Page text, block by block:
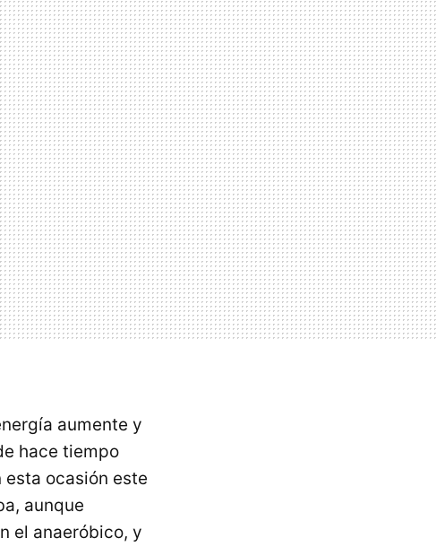
aumente y
hace tiempo
ocasión este
aunque
el anaeróbico, y